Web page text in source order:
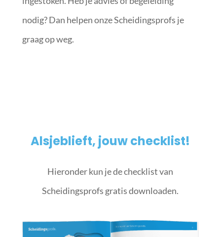
nodig? Dan helpen onze Scheidingsprofs je
graag op weg.
Alsjeblieft, jouw checklist!
Hieronder kun je de checklist van
Scheidingsprofs gratis downloaden.